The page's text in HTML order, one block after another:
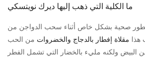
ما الكلية التي ذهب إليها ديرك نويتسكي
صحية بشكل خاص أثناء سحب الدواجن من
هذا مقلاة إفطار بالدجاج والخضروات من الحب
البيض ولكنه مليء بالخضار التي تشمل الفطر